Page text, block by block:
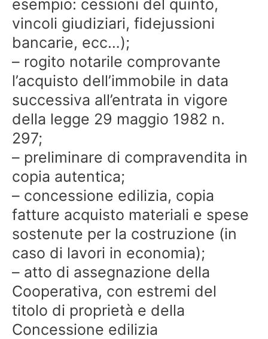
esempio: cessioni del quinto,
vincoli giudiziari, fidejussioni
bancarie, ecc…);
– rogito notarile comprovante
l’acquisto dell’immobile in data
successiva all’entrata in vigore
della legge 29 maggio 1982 n.
297;
– preliminare di compravendita in
copia autentica;
– concessione edilizia, copia
fatture acquisto materiali e spese
sostenute per la costruzione (in
caso di lavori in economia);
– atto di assegnazione della
Cooperativa, con estremi del
titolo di proprietà e della
Concessione edilizia